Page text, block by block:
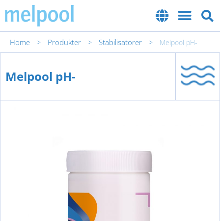
Home > Produkter > Stabilisatorer > Melpool pH-
Melpool pH-